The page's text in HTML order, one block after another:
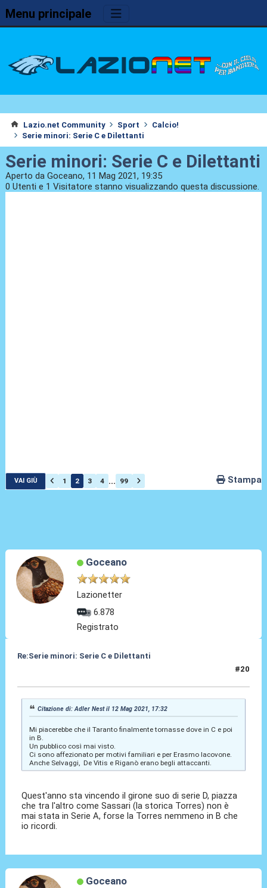
Menu principale
Lazio.net Community Sport
Calcio!
Serie minori: Serie C e Dilettanti
Serie minori: Serie C e Dilettanti
Aperto da Goceano, 11 Mag 2021, 19:35
0 Utenti e 1 Visitatore stanno visualizzando questa discussione.
VAI GIÙ 1 2 3 4 ... 99 Stampa
Goceano
Lazionetter
6.878
Registrato
Re:Serie minori: Serie C e Dilettanti
#20
Citazione di: Adler Nest il 12 Mag 2021, 17:32
Mi piacerebbe che il Taranto finalmente tornasse dove in C e poi
in B.
Un pubblico così mai visto.
Ci sono affezionato per motivi familiari e per Erasmo Iacovone.
Anche Selvaggi, De Vitis e Riganò erano begli attaccanti.
Quest'anno sta vincendo il girone suo di serie D, piazza
che tra l'altro come Sassari (la storica Torres) non è
mai stata in Serie A, forse la Torres nemmeno in B che
io ricordi.
Goceano